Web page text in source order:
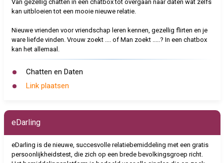
Van gezellig chatten in een chatbox tot overgaan naar daten wat zelfs
kan uitbloeien tot een mooie nieuwe relatie.
Nieuwe vrienden voor vriendschap leren kennen, gezellig flirten en je
ware liefde vinden. Vrouw zoekt .... of Man zoekt .....? In een chatbox
kan het allemaal.
Chatten en Daten
Link plaatsen
eDarling
eDarling is de nieuwe, succesvolle relatiebemiddeling met een gratis
persoonlijkheidstest, die zich op een brede bevolkingsgroep richt.